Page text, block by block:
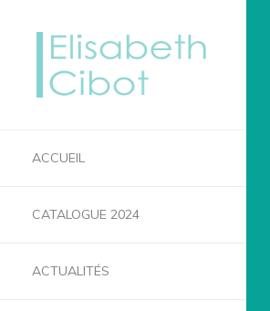
ACCUEIL
CATALOGUE 2024
ACTUALITÉS